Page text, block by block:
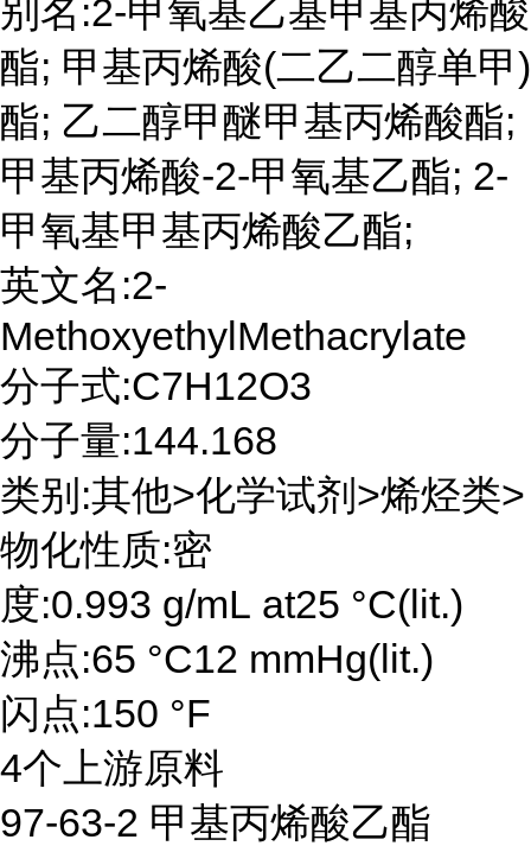
别名:2-甲氧基乙基甲基丙烯酸
酯; 甲基丙烯酸(二乙二醇单甲)
酯; 乙二醇甲醚甲基丙烯酸酯;
甲基丙烯酸-2-甲氧基乙酯; 2-
甲氧基甲基丙烯酸乙酯;
英文名:2-
MethoxyethylMethacrylate
分子式:C7H12O3
分子量:144.168
类别:其他>化学试剂>烯烃类>
物化性质:密
度:0.993 g/mL at25 °C(lit.)
沸点:65 °C12 mmHg(lit.)
闪点:150 °F
4个上游原料
97-63-2 甲基丙烯酸乙酯